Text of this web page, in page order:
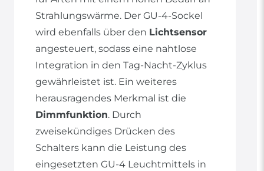
Strahlungswärme. Der GU-4-Sockel
wird ebenfalls über den Lichtsensor
angesteuert, sodass eine nahtlose
Integration in den Tag-Nacht-Zyklus
gewährleistet ist. Ein weiteres
herausragendes Merkmal ist die
Dimmfunktion. Durch
zweisekündiges Drücken des
Schalters kann die Leistung des
eingesetzten GU-4 Leuchtmittels in